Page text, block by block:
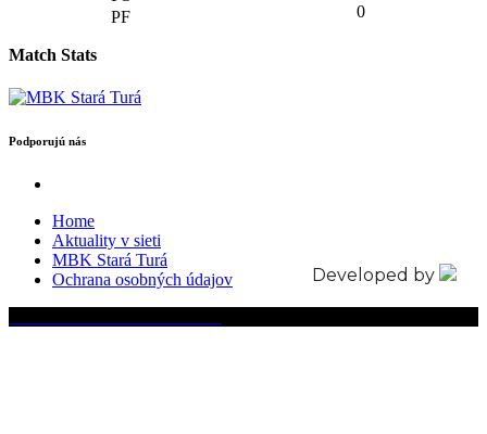
0
Match Stats
Podporujú nás
Home
Aktuality v sieti
MBK Stará Turá
Ochrana osobných údajov
Developed by